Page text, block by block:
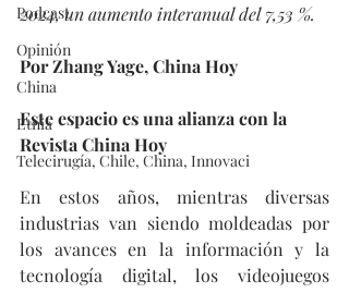
Podcast
Opinión
China
Etnia
Telecirugía, Chile, China, Innovaci
2024, un aumento interanual del 7,53 %.
Por Zhang Yage, China Hoy
Este espacio es una alianza con la
Revista China Hoy
En estos años, mientras diversas
industrias van siendo moldeadas por
los avances en la información y la
tecnología digital, los videojuegos